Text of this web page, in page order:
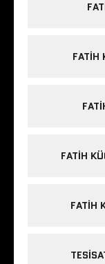
FATIH
FATIH
FATIH